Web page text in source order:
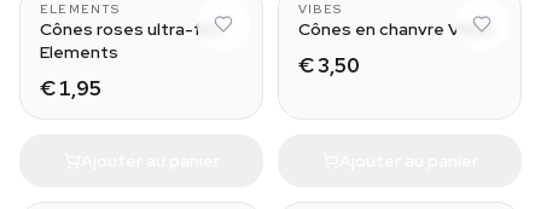
ELEMENTS
Cônes roses ultra-fins
Elements
€ 1,95
VIBES
Cônes en chanvre Vibes
€ 3,50